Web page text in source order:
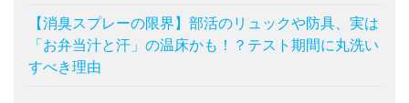
【消臭スプレーの限界】部活のリュックや防具、実は
「お弁当汁と汗」の温床かも！？テスト期間に丸洗い
すべき理由